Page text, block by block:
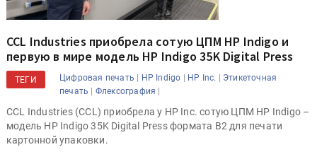
CCL Industries приобрела сотую ЦПМ HP Indigo и
первую в мире модель HP Indigo 35K Digital Press
ТЕГИ Цифровая печать | HP Indigo | HP Inc. | Этикеточная
печать | Флексография |
CCL Industries (CCL) приобрела у HP Inc. сотую ЦПМ HP Indigo –
модель HP Indigo 35K Digital Press формата В2 для печати
картонной упаковки.